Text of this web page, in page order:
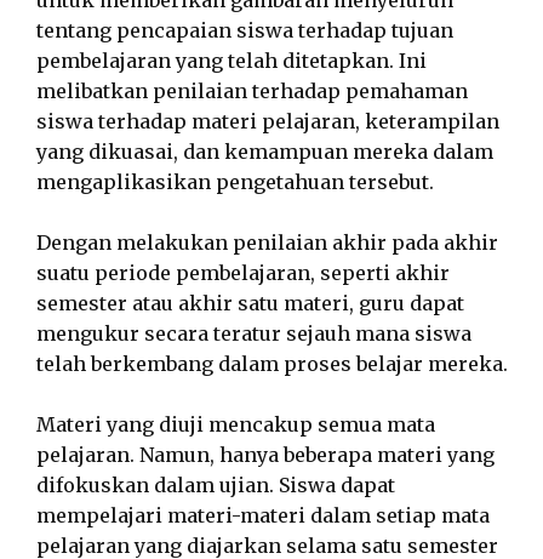
tentang pencapaian siswa terhadap tujuan
pembelajaran yang telah ditetapkan. Ini
melibatkan penilaian terhadap pemahaman
siswa terhadap materi pelajaran, keterampilan
yang dikuasai, dan kemampuan mereka dalam
mengaplikasikan pengetahuan tersebut.
Dengan melakukan penilaian akhir pada akhir
suatu periode pembelajaran, seperti akhir
semester atau akhir satu materi, guru dapat
mengukur secara teratur sejauh mana siswa
telah berkembang dalam proses belajar mereka.
Materi yang diuji mencakup semua mata
pelajaran. Namun, hanya beberapa materi yang
difokuskan dalam ujian. Siswa dapat
mempelajari materi-materi dalam setiap mata
pelajaran yang diajarkan selama satu semester